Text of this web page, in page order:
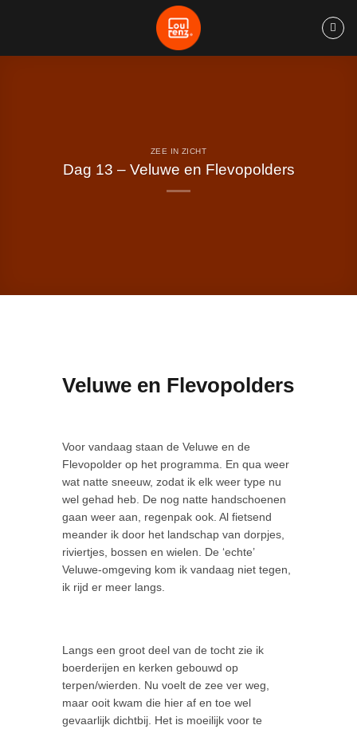
ZEE IN ZICHT
Dag 13 – Veluwe en Flevopolders
Veluwe en Flevopolders
Voor vandaag staan de Veluwe en de
Flevopolder op het programma. En qua weer
wat natte sneeuw, zodat ik elk weer type nu
wel gehad heb. De nog natte handschoenen
gaan weer aan, regenpak ook. Al fietsend
meander ik door het landschap van dorpjes,
riviertjes, bossen en wielen. De ‘echte’
Veluwe-omgeving kom ik vandaag niet tegen,
ik rijd er meer langs.
Langs een groot deel van de tocht zie ik
boerderijen en kerken gebouwd op
terpen/wierden. Nu voelt de zee ver weg,
maar ooit kwam die hier af en toe wel
gevaarlijk dichtbij. Het is moeilijk voor te